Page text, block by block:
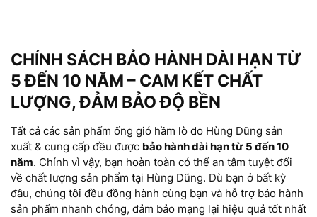
CHÍNH SÁCH BẢO HÀNH DÀI HẠN TỪ
5 ĐẾN 10 NĂM – CAM KẾT CHẤT
LƯỢNG, ĐẢM BẢO ĐỘ BỀN
Tất cả các sản phẩm ống gió hầm lò do Hùng Dũng sản
xuất & cung cấp đều được bảo hành dài hạn từ 5 đến 10
năm. Chính vì vậy, bạn hoàn toàn có thể an tâm tuyệt đối
về chất lượng sản phẩm tại Hùng Dũng. Dù bạn ở bất kỳ
đâu, chúng tôi đều đồng hành cùng bạn và hỗ trợ bảo hành
sản phẩm nhanh chóng, đảm bảo mạng lại hiệu quả tốt nhất